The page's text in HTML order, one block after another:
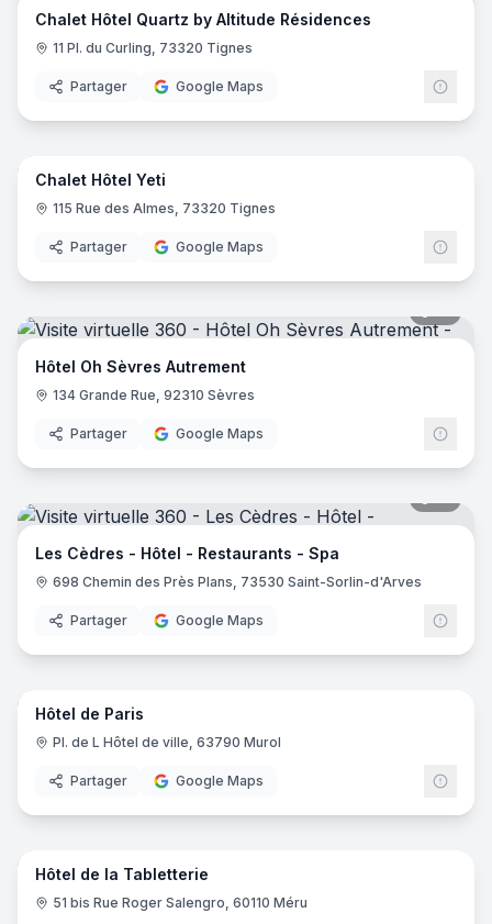
Chalet Hôtel Quartz by Altitude Résidences
11 Pl. du Curling, 73320 Tignes
Partager Google Maps
44
Chalet Hôtel Yeti
115 Rue des Almes, 73320 Tignes
Partager Google Maps
Hôtel Oh Sèvres Autrement
134 Grande Rue, 92310 Sèvres
Partager Google Maps
Les Cèdres - Hôtel - Restaurants - Spa
698 Chemin des Près Plans, 73530 Saint-Sorlin-d'Arves
Partager Google Maps
10
Hôtel de Paris
Pl. de L Hôtel de ville, 63790 Murol
Partager Google Maps
16
Hôtel de la Tabletterie
51 bis Rue Roger Salengro, 60110 Méru